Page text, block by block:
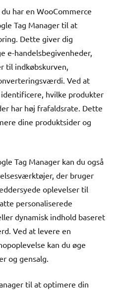
har en WooCommerce
Tag Manager til at
Dette giver dig
e-handelsbegivenheder,
til indkøbskurven,
Ved at
identificere, hvilke produkter
har høj frafaldsrate. Dette
dine produktsider og
Tag Manager kan du også
der bruger
oplevelser til
personaliserede
dynamisk indhold baseret
Ved at levere en
kan du øge
og gensalg.
til at optimere din